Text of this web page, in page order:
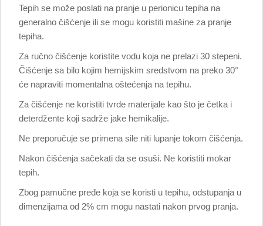
Tepih se može poslati na pranje u perionicu tepiha na
generalno čišćenje ili se mogu koristiti mašine za pranje
tepiha.
Za ručno čišćenje koristite vodu koja ne prelazi 30 stepeni.
Čišćenje sa bilo kojim hemijskim sredstvom na preko 30°
će napraviti momentalna oštećenja na tepihu.
Za čišćenje ne koristiti tvrde materijale kao što je četka i
deterdžente koji sadrže jake hemikalije.
Ne preporučuje se primena sile niti lupanje tokom čišćenja.
Nakon čišćenja sačekati da se osuši. Ne koristiti mokar
tepih.
Zbog pamučne pređe koja se koristi u tepihu, odstupanja u
dimenzijama od 2% cm mogu nastati nakon prvog pranja.